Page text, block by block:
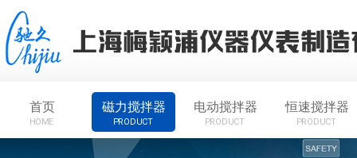
首页
HOME
磁力搅拌器
PRODUCT
电动搅拌器
PRODUCT
恒速搅拌器
PRODUCT